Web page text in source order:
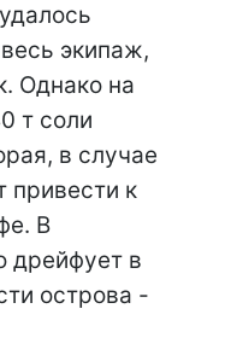
экипаж,
Однако на
т соли
в случае
привести к
В
дрейфует в
острова -